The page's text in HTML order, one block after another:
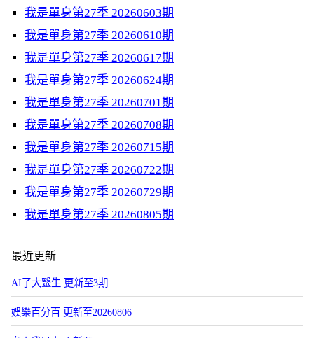
我是單身第27季 20260603期
我是單身第27季 20260610期
我是單身第27季 20260617期
我是單身第27季 20260624期
我是單身第27季 20260701期
我是單身第27季 20260708期
我是單身第27季 20260715期
我是單身第27季 20260722期
我是單身第27季 20260729期
我是單身第27季 20260805期
最近更新
AI了大毉生 更新至3期
娛樂百分百 更新至20260806